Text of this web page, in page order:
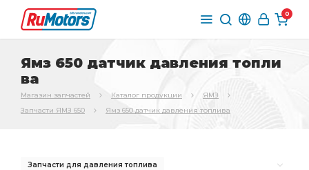
0
Ямз 650 датчик давления топли
ва
Магазин запчастей Каталог продукции
ЯМЗ
Запчасти ЯМЗ 650
Ямз 650 датчик давления топлива
Запчасти для давления топлива